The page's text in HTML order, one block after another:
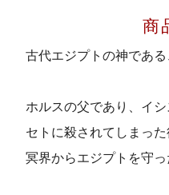
商
古代エジプトの神である
ホルスの父であり、イ
セトに殺されてしまった
冥界からエジプトを守っ